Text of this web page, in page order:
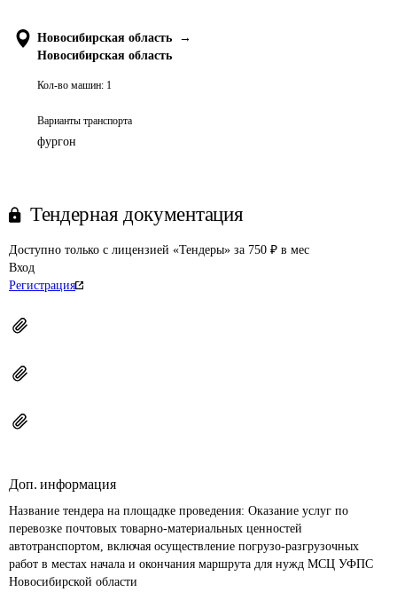
Новосибирская область
→
Новосибирская область
Кол-во машин: 1
Варианты транспорта
фургон
Тендерная документация
Доступно только с лицензией «Тендеры» за 750 ₽ в мес
Вход
Регистрация
Доп. информация
Название тендера на площадке проведения: Оказание услуг по
перевозке почтовых товарно-материальных ценностей
автотранспортом, включая осуществление погрузо-разгрузочных
работ в местах начала и окончания маршрута для нужд МСЦ УФПС
Новосибирской области